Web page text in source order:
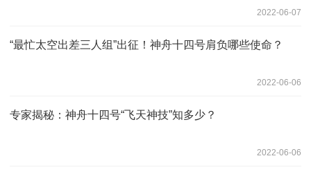
2022-06-07
“最忙太空出差三人组”出征！神舟十四号肩负哪些使命？
2022-06-06
专家揭秘：神舟十四号“飞天神技”知多少？
2022-06-06